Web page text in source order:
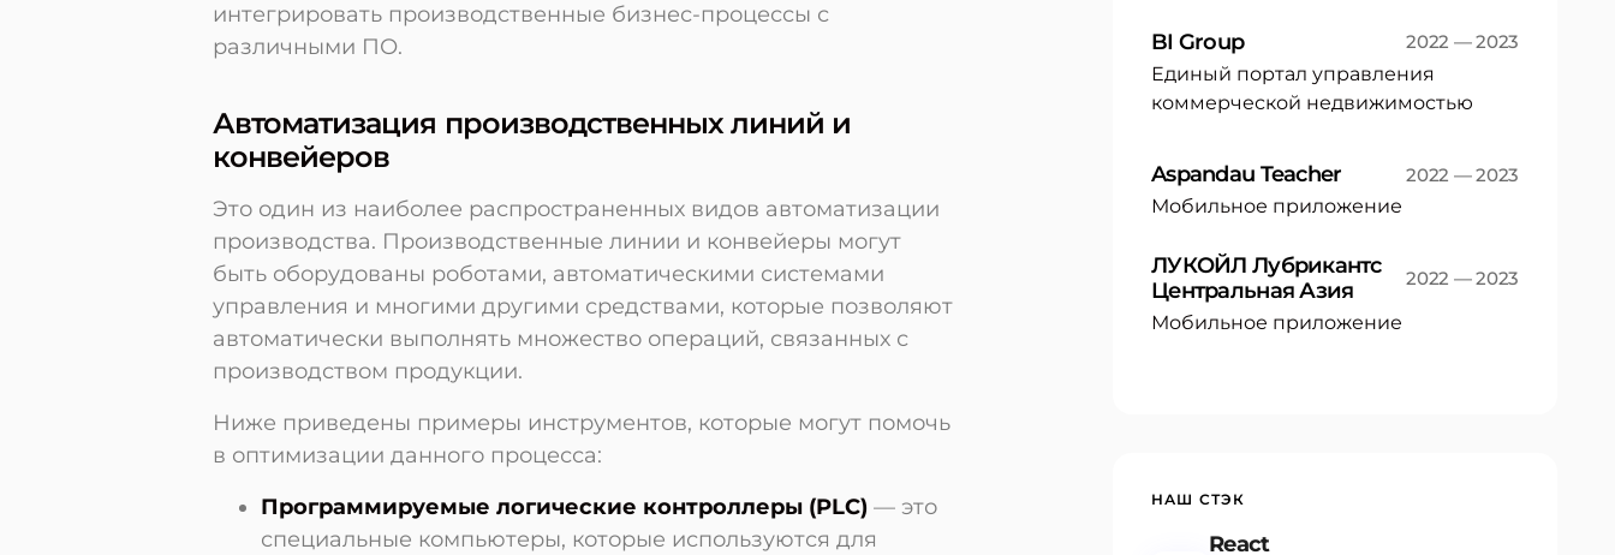
интегрировать производственные бизнес-процессы с
различными ПО.
Автоматизация производственных линий и
конвейеров
Это один из наиболее распространенных видов автоматизации
производства. Производственные линии и конвейеры могут
быть оборудованы роботами, автоматическими системами
управления и многими другими средствами, которые позволяют
автоматически выполнять множество операций, связанных с
производством продукции.
Ниже приведены примеры инструментов, которые могут помочь
в оптимизации данного процесса:
Программируемые логические контроллеры (PLC) — это
специальные компьютеры, которые используются для
BI Group
2022 — 2023
Единый портал управления
коммерческой недвижимостью
Aspandau Teacher
2022 — 2023
Мобильное приложение
ЛУКОЙЛ Лубрикантс
Центральная Азия
2022 — 2023
Мобильное приложение
НАШ СТЭК
React